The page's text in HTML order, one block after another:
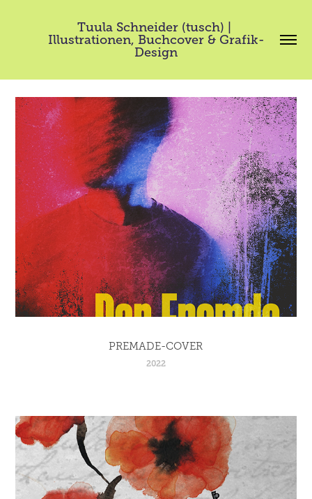
Tuula Schneider (tusch) |
Illustrationen, Buchcover & Grafik-
Design
PREMADE-COVER
2022